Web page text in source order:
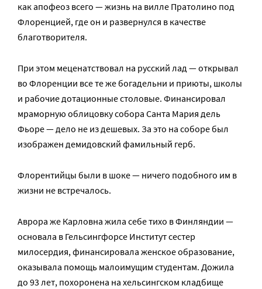
как апофеоз всего — жизнь на вилле Пратолино под
Флоренцией, где он и развернулся в качестве
благотворителя.
При этом меценатствовал на русский лад — открывал
во Флоренции все те же богадельни и приюты, школы
и рабочие дотационные столовые. Финансировал
мраморную облицовку собора Санта Мария дель
Фьоре — дело не из дешевых. За это на соборе был
изображен демидовский фамильный герб.
Флорентийцы были в шоке — ничего подобного им в
жизни не встречалось.
Аврора же Карловна жила себе тихо в Финляндии —
основала в Гельсингфорсе Институт сестер
милосердия, финансировала женское образование,
оказывала помощь малоимущим студентам. Дожила
до 93 лет, похоронена на хельсингском кладбище